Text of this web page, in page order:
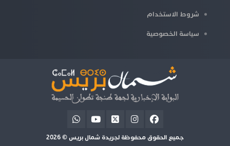
شروط الاستخدام
سياسة الخصوصية
جميع الحقوق محفوظة لجريدة شمال بريس © 2026